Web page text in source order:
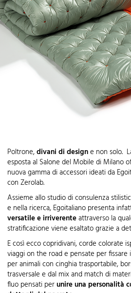
Poltrone,divani di designe non solo.
esposta al Salone del Mobile di Milano
nuova gamma di accessori ideati da
con Zerolab.
Assieme allo studio di consulenza
e nella ricerca, Egoitaliano presenta
versatile e irriverenteattraverso la
stratificazione viene esaltato grazie a
E così ecco copridivani, corde colorate
viaggi on the road e pensate per
per animali con cinghia trasportabile,
trasversale e dal mix and match di
fluo pensati perunire una personalità